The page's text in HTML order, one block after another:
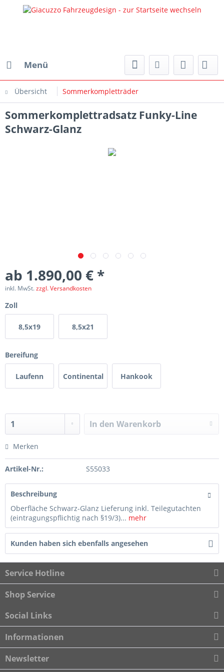
Menü
Übersicht Sommerkompletträder
Sommerkomplettradsatz Funky-Line
Schwarz-Glanz
ab 1.890,00 € *
inkl. MwSt.zzgl. Versandkosten
Zoll
8,5x19 8,5x21
Bereifung
Laufenn Continental Hankook
In den Warenkorb
Merken
Artikel-Nr.: S55033
Beschreibung
Oberfläche Schwarz-Glanz Lieferung inkl. Teilegutachten
(eintragungspflichtig nach §19/3)... mehr
Kunden haben sich ebenfalls angesehen
Service Hotline
Shop Service
Social Links
Informationen
Newsletter